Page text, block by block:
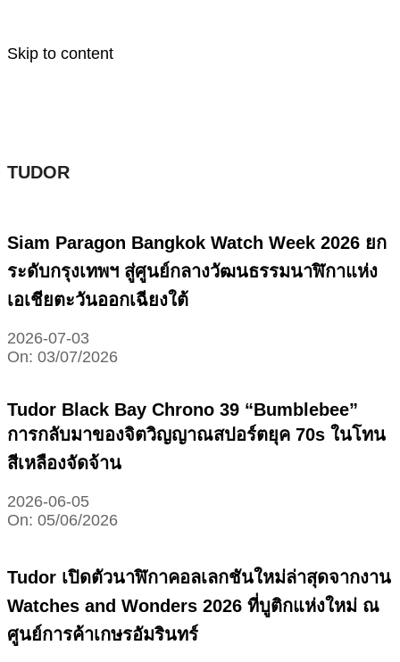
Skip to content
TUDOR
Siam Paragon Bangkok Watch Week 2026 ยก
ระดับกรุงเทพฯ สู่ศูนย์กลางวัฒนธรรมนาฬิกาแห่ง
เอเชียตะวันออกเฉียงใต้
2026-07-03
On: 03/07/2026
Tudor Black Bay Chrono 39 “Bumblebee”
การกลับมาของจิตวิญญาณสปอร์ตยุค 70s ในโทน
สีเหลืองจัดจ้าน
2026-06-05
On: 05/06/2026
Tudor เปิดตัวนาฬิกาคอลเลกชันใหม่ล่าสุดจากงาน
Watches and Wonders 2026 ที่บูติกแห่งใหม่ ณ
ศูนย์การค้าเกษรอัมรินทร์